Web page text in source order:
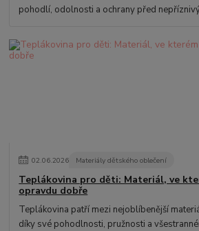
pohodlí, odolnosti a ochrany před
02.06.2026 Materiály dětského oblečení
Teplákovina pro děti: Materiál, ve
opravdu dobře
Teplákovina patří mezi nejoblíbenější
díky své pohodlnosti, pružnosti a